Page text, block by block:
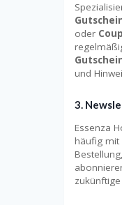
oder
und
3.
Essenza
häufig mit